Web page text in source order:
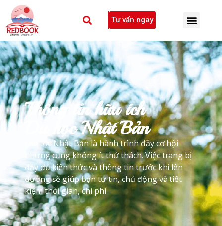
Tư vấn ngay
Thông tin hữu ích
Du học Nhật Bản
Du học Nhật Bản là hành trình đầy cơ hội
nhưng cũng không ít thử thách. Việc trang bị
đầy đủ kiến thức và thông tin trước khi lên
đường sẽ giúp bạn tự tin, chủ động và tiết
kiệm thời gian, chi phí